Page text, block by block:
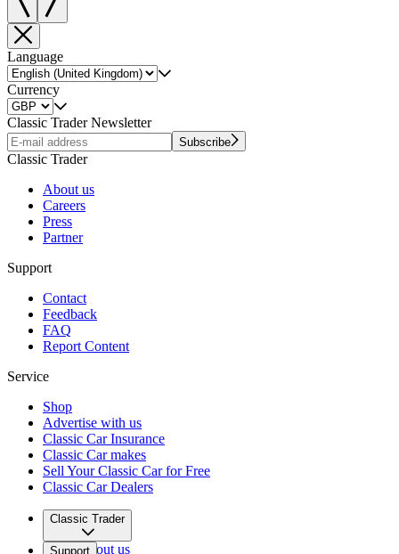
Language
Currency
Classic Trader Newsletter
Subscribe
Classic Trader
About us
Careers
Press
Partner
Support
Contact
Feedback
FAQ
Report Content
Service
Shop
Advertise with us
Classic Car Insurance
Classic Car makes
Sell Your Classic Car for Free
Classic Car Dealers
Classic Trader
About us
Support